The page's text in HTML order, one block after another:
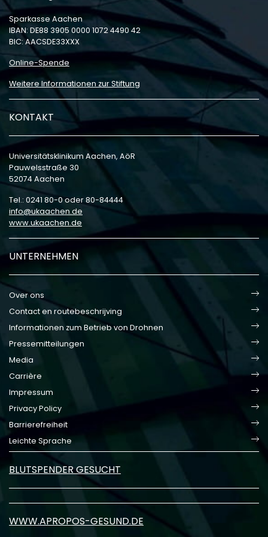
Sparkasse Aachen
IBAN: DE88 3905 0000 1072 4490 42
BIC: AACSDE33XXX
Online-Spende
Weitere Informationen zur Stiftung
KONTAKT
Universitätsklinikum Aachen, AöR
Pauwelsstraße 30
52074 Aachen
Tel.: 0241 80-0 oder 80-84444
info
ukaachen de
www.ukaachen.de
UNTERNEHMEN
Over ons
Contact en routebeschrijving
Informationen zum Betrieb von Drohnen
Pressemitteilungen
Media
Carrière
Impressum
Privacy Policy
Barrierefreiheit
Leichte Sprache
BLUTSPENDER GESUCHT
WWW.APROPOS-GESUND.DE